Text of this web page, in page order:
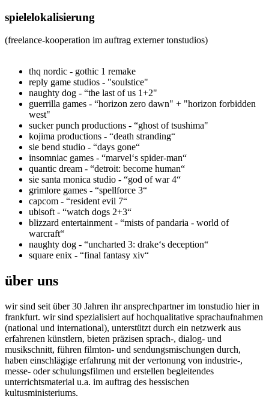
spielelokalisierung
(freelance-kooperation im auftrag externer tonstudios)
thq nordic - gothic 1 remake
reply game studios - "soulstice"
naughty dog - “the last of us 1+2"
guerrilla games - “horizon zero dawn" + "horizon forbidden
west"
sucker punch productions - “ghost of tsushima"
kojima productions - “death stranding“
sie bend studio - “days gone“
insomniac games - “marvel‘s spider-man“
quantic dream - “detroit: become human“
sie santa monica studio - “god of war 4“
grimlore games - “spellforce 3“
capcom - “resident evil 7“
ubisoft - “watch dogs 2+3“
blizzard entertainment - “mists of pandaria - world of
warcraft“
naughty dog - “uncharted 3: drake‘s deception“
square enix - “final fantasy xiv“
über uns
wir sind seit über 30 Jahren ihr ansprechpartner im tonstudio hier in
frankfurt. wir sind spezialisiert auf hochqualitative sprachaufnahmen
(national und international), unterstützt durch ein netzwerk aus
erfahrenen künstlern, bieten präzisen sprach-, dialog- und
musikschnitt, führen filmton- und sendungsmischungen durch,
haben einschlägige erfahrung mit der vertonung von industrie-,
messe- oder schulungsfilmen und erstellen begleitendes
unterrichtsmaterial u.a. im auftrag des hessischen
kultusministeriums.